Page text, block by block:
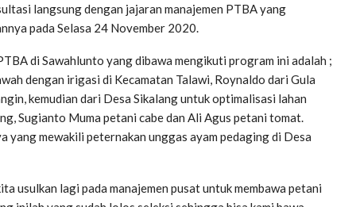
langsung dengan jajaran manajemen PTBA yang
pada Selasa 24 November 2020.
di Sawahlunto yang dibawa mengikuti program ini adalah ;
dengan irigasi di Kecamatan Talawi, Roynaldo dari Gula
kemudian dari Desa Sikalang untuk optimalisasi lahan
Sugianto Muma petani cabe dan Ali Agus petani tomat.
yang mewakili peternakan unggas ayam pedaging di Desa
usulkan lagi pada manajemen pusat untuk membawa petani